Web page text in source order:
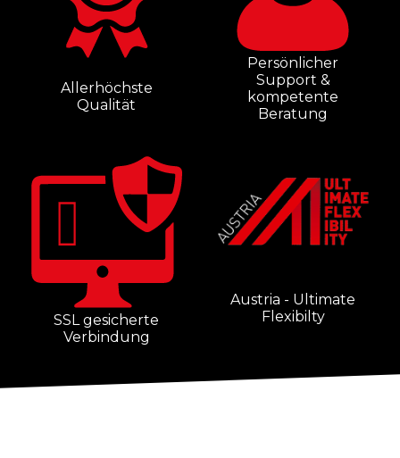
Allerhöchste
Qualität
Persönlicher
Support &
kompetente
Beratung
SSL gesicherte
Verbindung
Austria - Ultimate
Flexibilty